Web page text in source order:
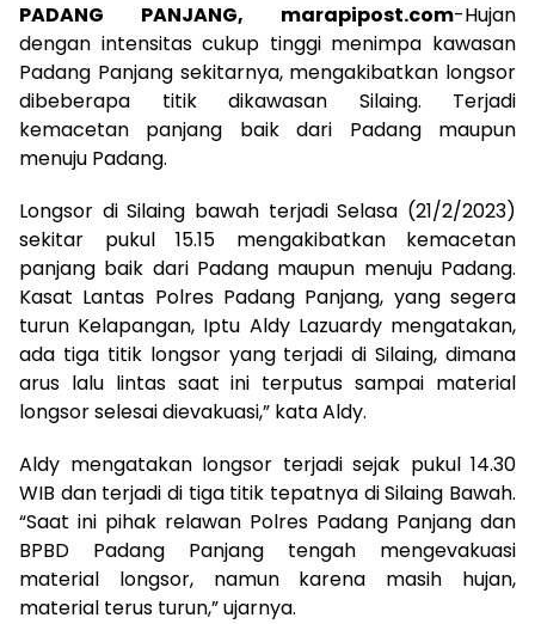
PADANG PANJANG, marapipost.com-Hujan
dengan intensitas cukup tinggi menimpa kawasan
Padang Panjang sekitarnya, mengakibatkan longsor
dibeberapa titik dikawasan Silaing. Terjadi
kemacetan panjang baik dari Padang maupun
menuju Padang.
Longsor di Silaing bawah terjadi Selasa (21/2/2023)
sekitar pukul 15.15 mengakibatkan kemacetan
panjang baik dari Padang maupun menuju Padang.
Kasat Lantas Polres Padang Panjang, yang segera
turun Kelapangan, Iptu Aldy Lazuardy mengatakan,
ada tiga titik longsor yang terjadi di Silaing, dimana
arus lalu lintas saat ini terputus sampai material
longsor selesai dievakuasi,” kata Aldy.
Aldy mengatakan longsor terjadi sejak pukul 14.30
WIB dan terjadi di tiga titik tepatnya di Silaing Bawah.
“Saat ini pihak relawan Polres Padang Panjang dan
BPBD Padang Panjang tengah mengevakuasi
material longsor, namun karena masih hujan,
material terus turun,” ujarnya.